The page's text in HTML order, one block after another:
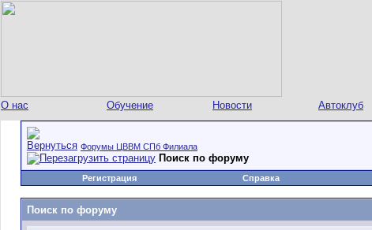
О нас Обучение Новости Автоклуб
Форумы ЦВВМ СПб Филиала
Поиск по форуму
Регистрация Справка
Поиск по форуму